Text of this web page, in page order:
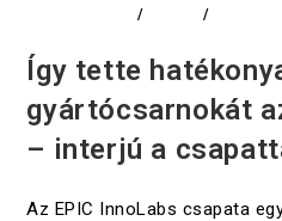
/ /
Így tette
gyártócsarnokát
– interjú a
Az EPIC InnoLabs csapata